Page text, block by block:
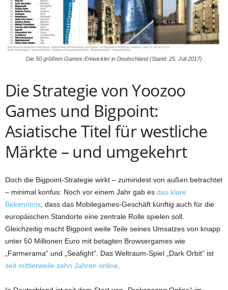
Die 50 größten Games-Entwickler in Deutschland (Stand: 25. Juli 2017)
Die Strategie von Yoozoo
Games und Bigpoint:
Asiatische Titel für westliche
Märkte – und umgekehrt
Doch die Bigpoint-Strategie wirkt – zumindest von außen betrachtet
– minimal konfus: Noch vor einem Jahr gab es das klare
Bekenntnis, dass das Mobilegames-Geschäft künftig auch für die
europäischen Standorte eine zentrale Rolle spielen soll.
Gleichzeitig macht Bigpoint weite Teile seines Umsatzes von knapp
unter 50 Millionen Euro mit betagten Browsergames wie
„Farmerama“ und „Seafight“. Das Weltraum-Spiel „Dark Orbit“ ist
seit mittlerweile zehn Jahren online.